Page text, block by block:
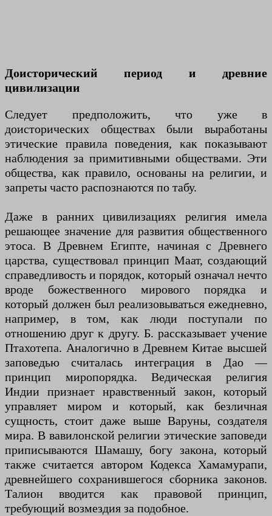
Доисторический период и древние
цивилизации
Следует предположить, что уже в
доисторических обществах были выработаны
этические правила поведения, как показывают
наблюдения за примитивными обществами. Эти
общества, как правило, основаны на религии, и
запреты часто распознаются по табу.
Даже в ранних цивилизациях религия имела
решающее значение для развития общественного
этоса. В Древнем Египте, начиная с Древнего
царства, существовал принцип Маат, создающий
справедливость и порядок, который означал нечто
вроде божественного мирового порядка и
который должен был реализовываться ежедневно,
например, в том, как люди поступали по
отношению друг к другу. Б. рассказывает учение
Птахотепа. Аналогично в Древнем Китае высшей
заповедью считалась интеграция в Дао —
принцип миропорядка. Ведическая религия
Индии признает нравственный закон, который
управляет миром и который, как безличная
сущность, стоит даже выше Варуны, создателя
мира. В вавилонской религии этические заповеди
приписываются Шамашу, богу закона, который
также считается автором Кодекса Хамамурапи,
древнейшего сохранившегося сборника законов.
Талион вводится как правовой принцип,
требующий возмездия за подобное.